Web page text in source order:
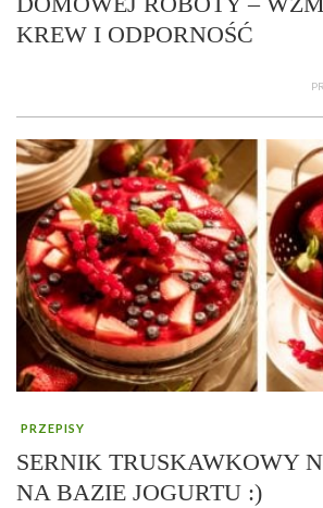
KREW I ODPORNOŚĆ
PRZEPISY
SERNIK TRUSKAWKOWY
NA BAZIE JOGURTU :)